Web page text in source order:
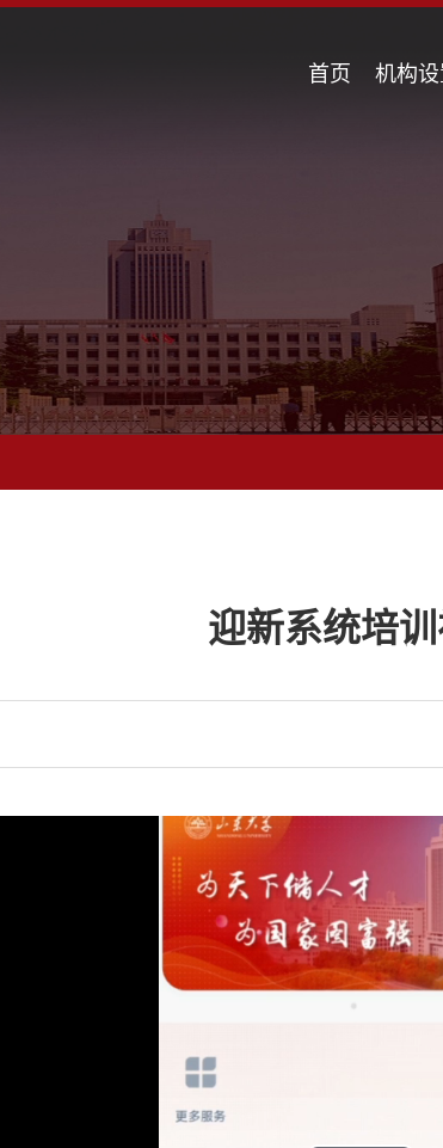
首页 机构
迎新系统培